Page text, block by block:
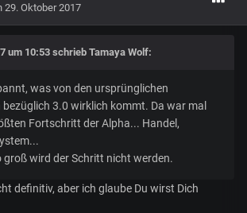
29. Oktober 2017
um 10:53 schrieb Tamaya Wolf:
was von den ursprünglichen
3.0 wirklich kommt. Da war mal
Fortschritt der Alpha... Handel,
groß wird der Schritt nicht werden.
definitiv, aber ich glaube Du wirst Dich